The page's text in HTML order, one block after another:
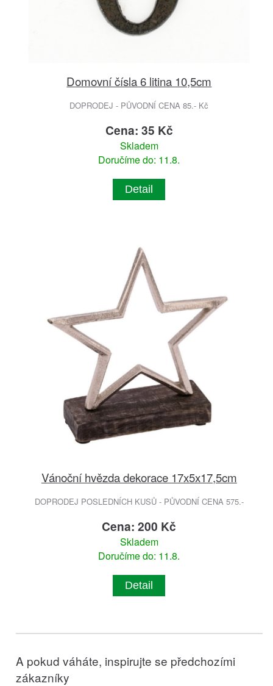
Domovní čísla 6 litina 10,5cm
DOPRODEJ - PŮVODNÍ CENA 85.- Kč
Cena: 35 Kč
Skladem
Doručíme do: 11.8.
Detail
Vánoční hvězda dekorace 17x5x17,5cm
DOPRODEJ POSLEDNÍCH KUSŮ - PŮVODNÍ CENA 575.-
Cena: 200 Kč
Skladem
Doručíme do: 11.8.
Detail
A pokud váháte, inspirujte se předchozími
zákazníky